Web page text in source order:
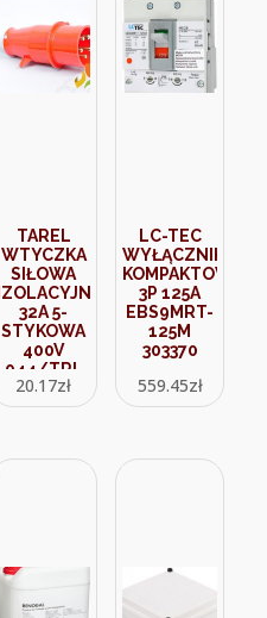
TAREL
WTYCZKA
SIŁOWA
IZOLACYJNA
32A 5-
STYKOWA
400V
044/TRL
20.17zł
LC-TEC
WYŁĄCZNIK
KOMPAKTOWY
3P 125A
EBS9MRT-
125M
303370
559.45zł